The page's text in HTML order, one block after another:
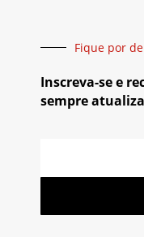
Fique por
Inscreva-se e
sempre